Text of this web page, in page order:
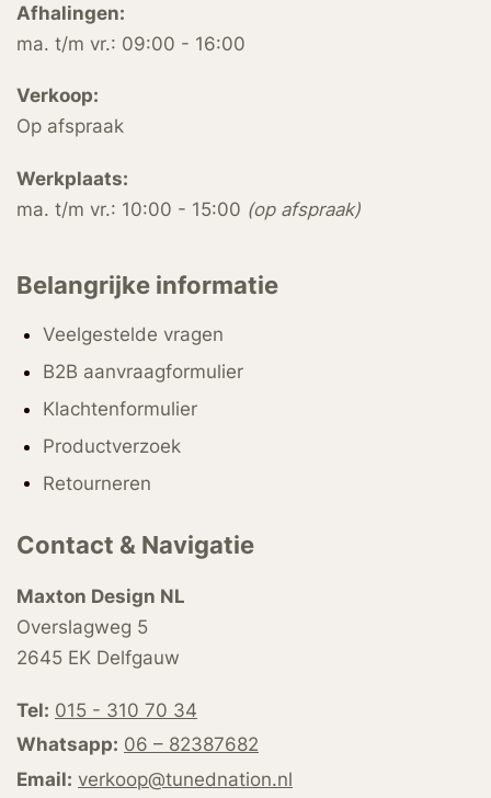
Afhalingen:
ma. t/m vr.: 09:00 - 16:00
Verkoop:
Op afspraak
Werkplaats:
ma. t/m vr.: 10:00 - 15:00 (op afspraak)
Belangrijke informatie
Veelgestelde vragen
B2B aanvraagformulier
Klachtenformulier
Productverzoek
Retourneren
Contact & Navigatie
Maxton Design NL
Overslagweg 5
2645 EK Delfgauw
Tel: 015 - 310 70 34
Whatsapp: 06 – 82387682
Email: verkoop@tunednation.nl